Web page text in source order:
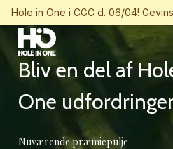
Hole in One i CGC d. 06/04!
Bliv en del af
One
Nuværende præmiepulje